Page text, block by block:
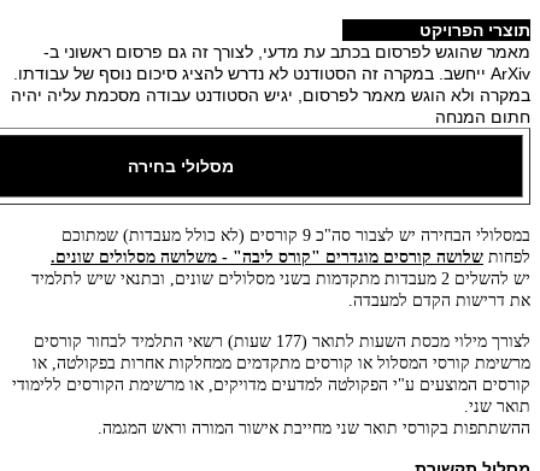
תוצרי הפרויקט
מאמר שהוגש לפרסום בכתב עת מדעי, לצורך זה גם פרסום ראשוני ב-
ArXiv ייחשב. במקרה זה הסטודנט לא נדרש להציג סיכום נוסף של עבודתו.
במקרה ולא הוגש מאמר לפרסום, יגיש הסטודנט עבודה מסכמת עליה יהיה
חתום המנחה
מסלולי בחירה
במסלולי הבחירה יש לצבור סה"כ 9 קורסים (לא כולל מעבדות) שמתוכם
לפחות שלושה קורסים מוגדרים "קורס ליבה" - משלושה מסלולים שונים.
יש להשלים 2 מעבדות מתקדמות בשני מסלולים שונים, ובתנאי שיש לתלמיד
את דרישות הקדם למעבדה.
לצורך מילוי מכסת השעות לתואר (177 שעות) רשאי התלמיד לבחור קורסים
מרשימת קורסי המסלול או קורסים מתקדמים ממחלקות אחרות בפקולטה, או
קורסים המוצעים ע"י הפקולטה למדעים מדויקים, או מרשימת הקורסים ללימודי
תואר שני.
ההשתתפות בקורסי תואר שני מחייבת אישור המורה וראש המגמה.